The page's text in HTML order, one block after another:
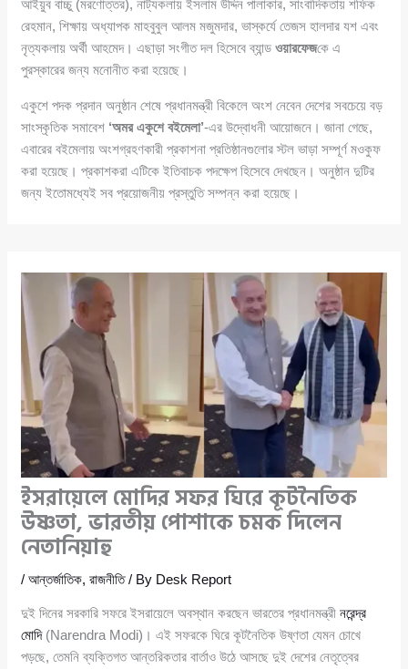
আইয়ুব বাচ্চু (মরণোত্তর), নাট্যকলায় ইসলাম উদ্দিন পালাকার, সাংবাদিকতায় শফিক
রেহমান, শিক্ষায় অধ্যাপক মাহবুবুল আলম মজুমদার, ভাস্কর্যে তেজস হালদার যশ এবং
নৃত্যকলায় অর্থী আহমেদ। এছাড়া সংগীত দল হিসেবে ব্যান্ডওয়ারফেজকে এ
পুরস্কারের জন্য মনোনীত করা হয়েছে।
একুশে পদক প্রদান অনুষ্ঠান শেষে প্রধানমন্ত্রী বিকেলে অংশ নেবেন দেশের সবচেয়ে বড়
সাংস্কৃতিক সমাবেশ ‘অমর একুশে বইমেলা’-এর উদ্বোধনী আয়োজনে। জানা গেছে,
এবারের বইমেলায় অংশগ্রহণকারী প্রকাশনা প্রতিষ্ঠানগুলোর স্টল ভাড়া সম্পূর্ণ মওকুফ
করা হয়েছে। প্রকাশকরা এটিকে ইতিবাচক পদক্ষেপ হিসেবে দেখছেন। অনুষ্ঠান দুটির
জন্য ইতোমধ্যেই সব প্রয়োজনীয় প্রস্তুতি সম্পন্ন করা হয়েছে।
ইসরায়েলে মোদির সফর ঘিরে কূটনৈতিক
উষ্ণতা, ভারতীয় পোশাকে চমক দিলেন
নেতানিয়াহু
/আন্তর্জাতিক,রাজনীতি/ By Desk Report
দুই দিনের সরকারি সফরে ইসরায়েলে অবস্থান করছেন ভারতের প্রধানমন্ত্রীনরেন্দ্র
মোদি(Narendra Modi)। এই সফরকে ঘিরে কূটনৈতিক উষ্ণতা যেমন চোখে
পড়ছে, তেমনি ব্যক্তিগত আন্তরিকতার বার্তাও উঠে আসছে দুই দেশের নেতৃত্বের